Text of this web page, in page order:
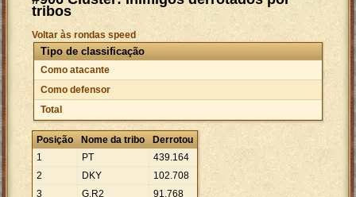
tribos
Voltar às rondas speed
Tipo de classificação
Como atacante
Como defensor
Total
Posição Nome da tribo
Derrotou
1
PT 439.164
2
DKY 102.708
3
G.R2 91.768